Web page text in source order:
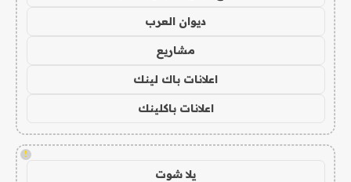
ديوان العرب
مشاريع
اعلانات باك لينك
اعلانات باكلينك
!
يلا شوت